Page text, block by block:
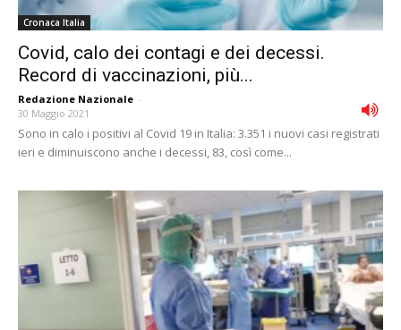
Cronaca Italia
Covid, calo dei contagi e dei decessi.
Record di vaccinazioni, più...
Redazione Nazionale -
30 Maggio 2021
Sono in calo i positivi al Covid 19 in Italia: 3.351 i nuovi casi registrati
ieri e diminuiscono anche i decessi, 83, così come...